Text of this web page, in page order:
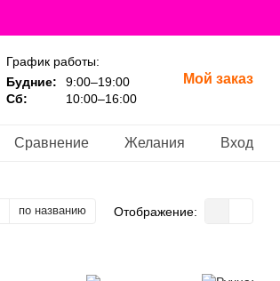
График работы:
Будние:
9:00–19:00
Сб:
10:00–16:00
Мой заказ
Сравнение Желания Вход
по названию Отображение: